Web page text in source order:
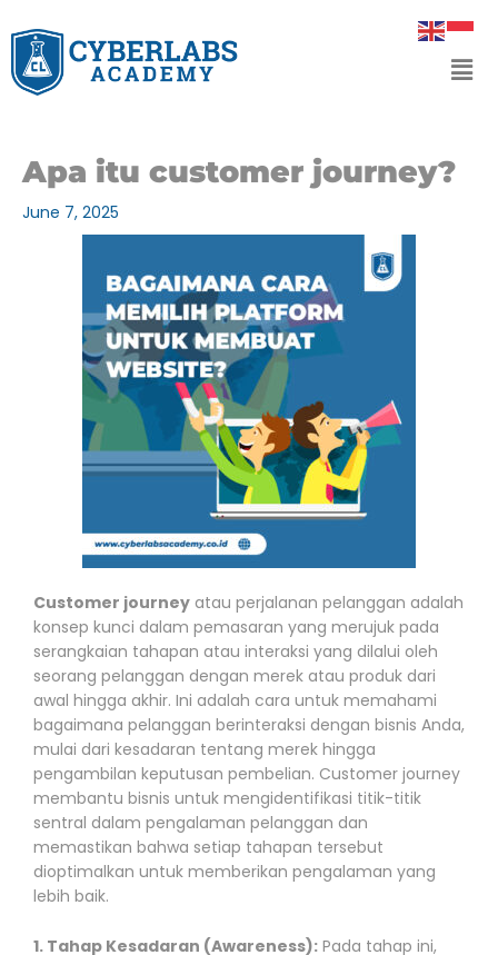
to
content
Apa itu customer journey?
June 7, 2025
Customer journey atau perjalanan pelanggan adalah
konsep kunci dalam pemasaran yang merujuk pada
serangkaian tahapan atau interaksi yang dilalui oleh
seorang pelanggan dengan merek atau produk dari
awal hingga akhir. Ini adalah cara untuk memahami
bagaimana pelanggan berinteraksi dengan bisnis Anda,
mulai dari kesadaran tentang merek hingga
pengambilan keputusan pembelian. Customer journey
membantu bisnis untuk mengidentifikasi titik-titik
sentral dalam pengalaman pelanggan dan
memastikan bahwa setiap tahapan tersebut
dioptimalkan untuk memberikan pengalaman yang
lebih baik.
1. Tahap Kesadaran (Awareness): Pada tahap ini,